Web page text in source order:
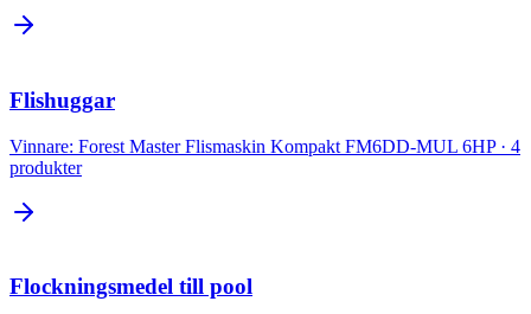
Flishuggar
Vinnare: Forest Master Flismaskin Kompakt FM6DD-MUL 6HP· 4
produkter
Flockningsmedel till pool